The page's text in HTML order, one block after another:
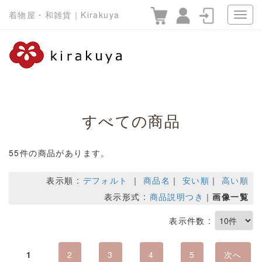
着物屋・和雑貨｜Kirakuya
すべての商品
55件の商品があります。
表示順 : デフォルト ｜ 商品名 ｜ 安い順 ｜ 高い順
表示形式 : 商品説明つき ｜画像一覧
表示件数 :
1 2 3 4 5 次へ